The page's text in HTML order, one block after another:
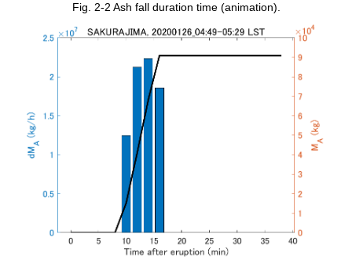
Fig. 2-2 Ash fall duration time (animation).